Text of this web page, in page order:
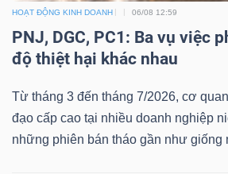
HOẠT ĐỘNG KINH DOANH 06/08 12:59
PNJ, DGC, PC1: Ba vụ việc
độ thiệt hại khác nhau
Từ tháng 3 đến tháng 7/2026, cơ
đạo cấp cao tại nhiều doanh nghiệp
những phiên bán tháo gần như giống
khoán
(-)
Tất cả Cổ phiếu Chỉ số
Lãnh
đạo